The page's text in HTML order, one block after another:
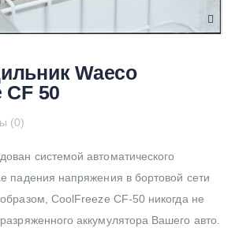
Waeco
CF 50
(0)
системой автоматического
падения напряжения в бортовой сети
CoolFreeze CF-50 никогда не
аккумулятора Вашего авто.